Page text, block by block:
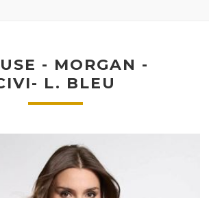
- MORGAN -
L. BLEU